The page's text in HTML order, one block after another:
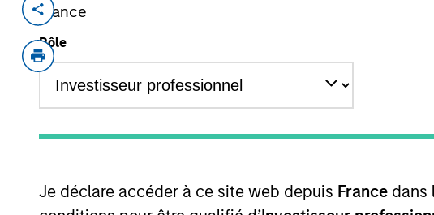
France
Rôle
Je déclare accéder à ce site web depuis France dans
DSG (Cayman) Limited is one of the top
diaper products in South East Asia, with leading
Indonesia.
View Site